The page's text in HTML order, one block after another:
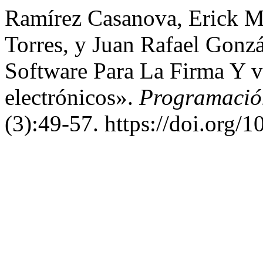
Ramírez Casanova, Erick
Torres, y Juan Rafael
Software Para La Firma Y
electrónicos».
(3):49-57. https://doi.org/